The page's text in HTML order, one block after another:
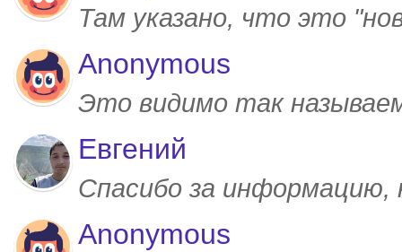
Там указано, что это
Anonymous
Это видимо так
Евгений
Спасибо за
Anonymous